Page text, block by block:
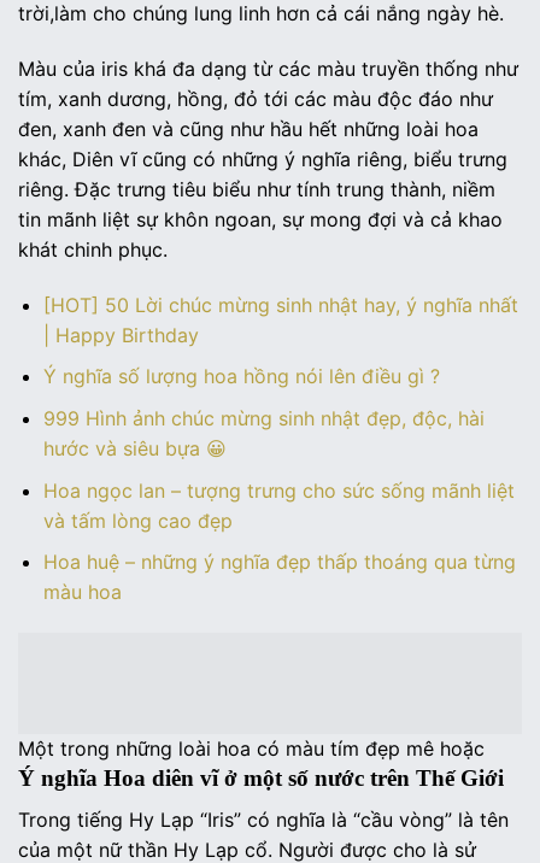
trời,làm cho chúng lung linh hơn cả cái nắng ngày hè.
Màu của iris khá đa dạng từ các màu truyền thống như
tím, xanh dương, hồng, đỏ tới các màu độc đáo như
đen, xanh đen và cũng như hầu hết những loài hoa
khác, Diên vĩ cũng có những ý nghĩa riêng, biểu trưng
riêng. Đặc trưng tiêu biểu như tính trung thành, niềm
tin mãnh liệt sự khôn ngoan, sự mong đợi và cả khao
khát chinh phục.
[HOT] 50 Lời chúc mừng sinh nhật hay, ý nghĩa nhất
| Happy Birthday
Ý nghĩa số lượng hoa hồng nói lên điều gì ?
999 Hình ảnh chúc mừng sinh nhật đẹp, độc, hài
hước và siêu bựa 😀
Hoa ngọc lan – tượng trưng cho sức sống mãnh liệt
và tấm lòng cao đẹp
Hoa huệ – những ý nghĩa đẹp thấp thoáng qua từng
màu hoa
Một trong những loài hoa có màu tím đẹp mê hoặc
Ý nghĩa Hoa diên vĩ ở một số nước trên Thế Giới
Trong tiếng Hy Lạp “Iris” có nghĩa là “cầu vòng” là tên
của một nữ thần Hy Lạp cổ. Người được cho là sử